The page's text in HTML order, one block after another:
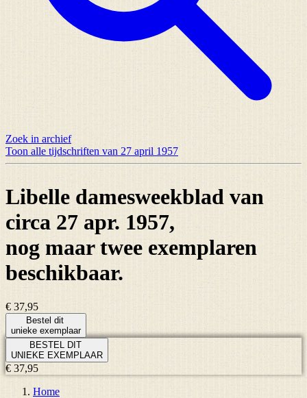
Zoek in archief
Toon alle tijdschriften van 27 april 1957
Libelle damesweekblad van
circa 27 apr. 1957,
nog maartwee exemplaren
beschikbaar.
€ 37,95
Bestel dit
unieke exemplaar
BESTEL DIT
UNIEKE EXEMPLAAR
€ 37,95
Home